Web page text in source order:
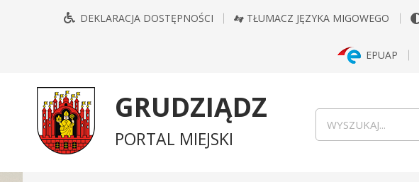
DEKLARACJA DOSTĘPNOŚCI TŁUMACZ JĘZYKA MIGOWEGO
EPUAP
GRUDZIĄDZ
PORTAL MIEJSKI